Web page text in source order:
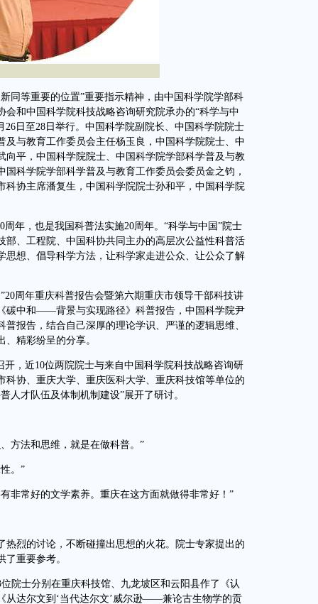
等重要的位置”重要指示精神，由中国科学院学部科
和中国科学院科技战略咨询研究院承办的“科学与中
日至28日举行。中国科学院副院长、中国科学院院士
与教育工作委员会主任杨玉良，中国科学院院士、中
平，中国科学院院士、中国科学院学部科学普及与教
科学院学部科学普及与教育工作委员会委员金之钧，
协主席潘复生，中国科学院院士孙和平，中国科学院
，也是我国科普法实施20周年。“科学与中国”院士
、工程院、中国科协共同主办的高层次公益性科普活
想、倡导科学方法，让科学家走进公众、让公众了解
周年重庆科普报告会暨第六期重庆市领导干部科技讲
碳中和——背景与实现路径》科普报告，中国科学院尹
报告，结合自己深厚的理论学识、严谨的逻辑思维、
精彩纷呈的分享。
近10位两院院士与来自中国科学院科技战略咨询研
协、重庆大学、重庆医科大学、重庆科技馆等单位的
人才队伍及体制机制建设”展开了研讨。
法和思维，就是在做科普。”
。”
常好的文学素养。重庆在这方面就做得非常好！”
的讨论，不断碰撞出思想的火花。院士专家提出的
重要参考。
士分别在重庆科技馆、九龙坡区和云阳县作了《认
从达尔文到‘当代达尔文’威尔逊——兼论古生物学的贡